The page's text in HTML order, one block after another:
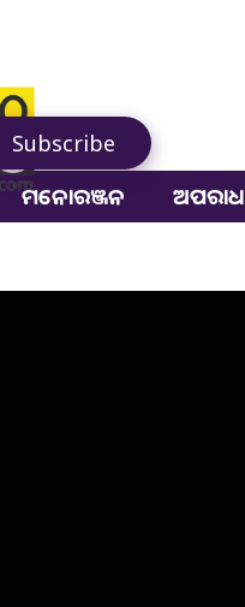
Subscribe
ମନୋରଞ୍ଜନ ଅପରାଧ